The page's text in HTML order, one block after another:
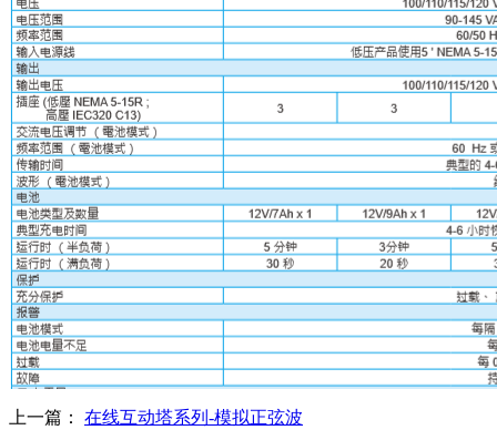
上一篇： 在线互动塔系列-模拟正弦波